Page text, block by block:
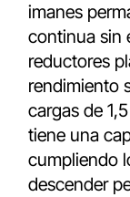
imanes
continua sin
reductores
rendimiento
cargas de
tiene una
cumpliendo
descender